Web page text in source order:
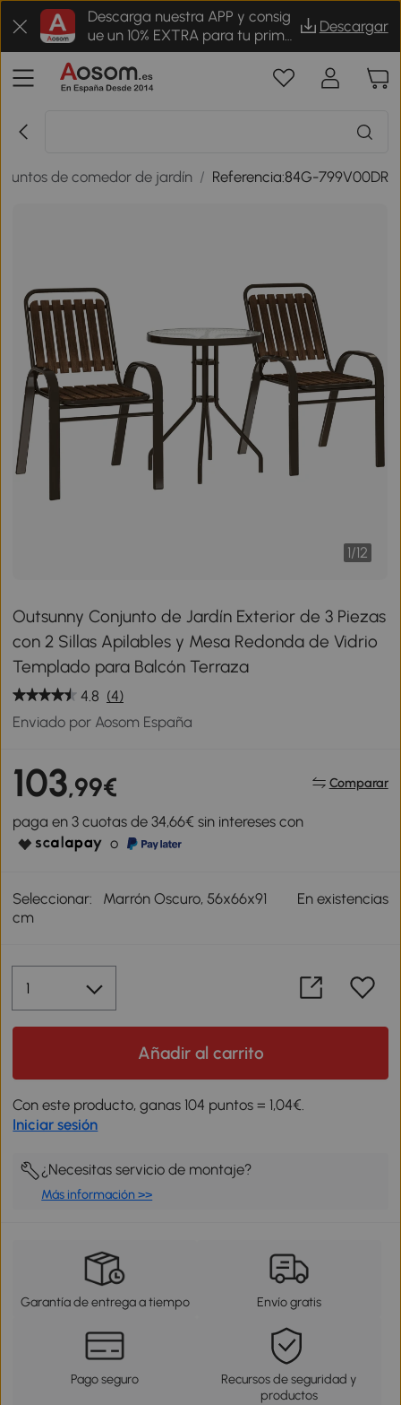
Descarga nuestra APP y consig
ue un 10% EXTRA para tu prime
r pedido
Descargar
de comedor de jardín / Referencia:84G-799V00DR
1/12
Outsunny Conjunto de Jardín Exterior de 3 Piezas
con 2 Sillas Apilables y Mesa Redonda de Vidrio
Templado para Balcón Terraza
4.8 (4)
Enviado por Aosom España
103,99€ Comparar
paga en 3 cuotas de 34,66€ sin intereses con
o
Seleccionar:
Marrón Oscuro, 56x66x91
cm
En existencias
Añadir al carrito
Con este producto, ganas 104 puntos = 1,04€.
Iniciar sesión
¿Necesitas servicio de montaje?
Más información >>
Garantía de entrega a tiempo Envío gratis
Pago seguro
Recursos de seguridad y
productos